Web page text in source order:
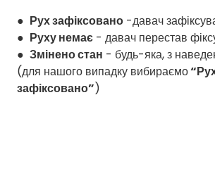
● Рух зафіксовано -давач
● Руху немає - давач перестав
● Змінено стан - будь-яка, з
(для нашого випадку вибираємо
зафіксовано”)